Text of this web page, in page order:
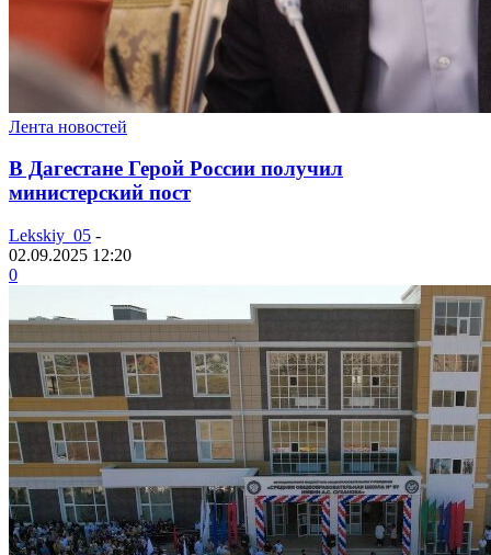
Лента новостей
В Дагестане Герой России получил
министерский пост
Lekskiy_05 -
02.09.2025 12:20
0